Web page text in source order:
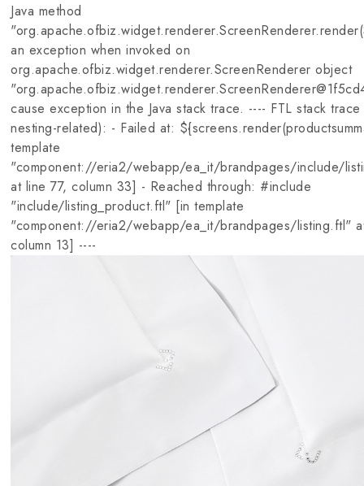
Java method
an exception when invoked on
org.apache.ofbiz.widget.renderer.ScreenRenderer object
cause exception in the Java stack trace. ---- FTL stack
nesting-related): - Failed at:
template
"component://eria2/webapp/ea_it/brandpages/include/
at line 77, column 33] - Reached through: #include
"include/listing_product.ftl" [in template
"component://eria2/webapp/ea_it/brandpages/listing.ftl"
column 13] ----